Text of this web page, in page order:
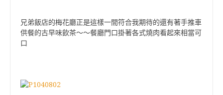
兄弟飯店的梅花廳正是這樣一間符合我期待的還有著手推車
供餐的古早味飲茶～～餐廳門口掛著各式燒肉看起來相當可
口